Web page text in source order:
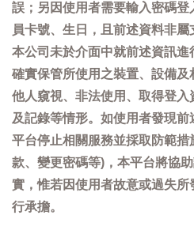
誤；另因使用者需要輸入密碼
員卡號、生日，且前述資料非
本公司未於介面中就前述資訊
確實保管所使用之裝置、設備
他人窺視、非法使用、取得登
及記錄等情形。如使用者發現
平台停止相關服務並採取防範
款、變更密碼等)，本平台將協
實，惟若因使用者故意或過失
行承擔。